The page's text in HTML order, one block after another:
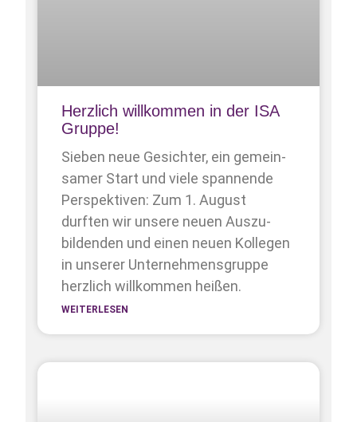
Herzlich willkommen in der ISA
Gruppe!
Sieben neue Gesichter, ein gemein­
samer Start und viele spannende
Perspektiven: Zum 1. August
durften wir unsere neuen Auszu­
bildenden und einen neuen Kollegen
in unserer Unternehmens­gruppe
herzlich willkommen heißen.
WEITERLESEN